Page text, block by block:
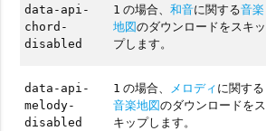
data-api-
chord-
disabled
1 の場合、和音に関する音楽
地図のダウンロードをスキッ
プします。
data-api-
melody-
disabled
1 の場合、 メロディに関する
音楽地図のダウンロードをス
キップします。